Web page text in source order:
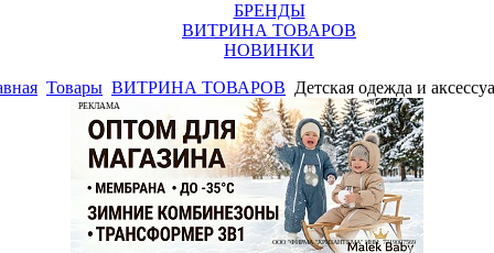
БРЕНДЫ
ВИТРИНА ТОВАРОВ
НОВИНКИ
Товары ВИТРИНА ТОВАРОВ Детская одежда и
РЕКЛАМА
ООО "ФИРМА "ХРИЗАНТЕМА" ИНН: 7719007569